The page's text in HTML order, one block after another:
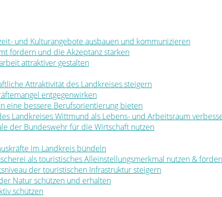
und Kulturangebote ausbauen und kommunizieren
fördern und die Akzeptanz stärken
attraktiver gestalten
Attraktivität des Landkreises steigern
entgegenwirken
eine bessere Berufsorientierung bieten
Landkreises Wittmund als Lebens- und Arbeitsraum
der Bundeswehr für die Wirtschaft nutzen
im Landkreis bündeln
als touristisches Alleinstellungsmerkmal nutzen &
der touristischen Infrastruktur steigern
Natur schützen und erhalten
schützen